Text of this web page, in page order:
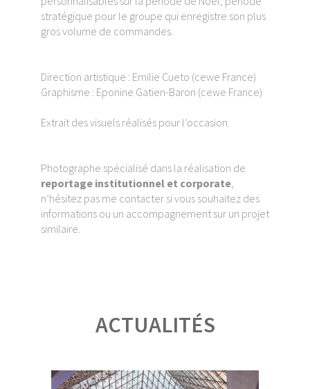
stratégique pour le groupe qui enregistre son plus
gros volume de commandes.
Direction artistique : Emilie Cueto (cewe France)
Graphisme : Eponine Gatien-Baron (cewe France)
Extrait des visuels réalisés pour l’occasion.
Photographe spécialisé dans la réalisation de
reportage institutionnel et corporate
n’hésitez pas me contacter si vous souhaitez des
informations ou un accompagnement sur un projet
similaire.
ACTUALITÉS